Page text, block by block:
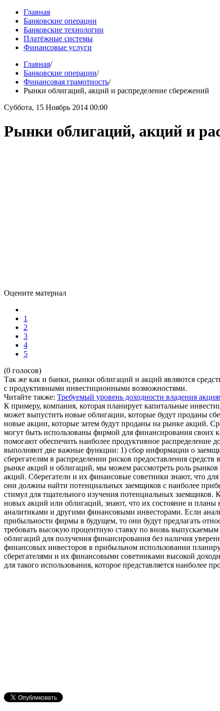
Главная
Банковские операции
Банковские технологии
Платёжные системы
Финансовые услуги
Главная/
Банковские операции/
Финансовая грамотность/
Рынки облигаций, акций и распределение сбережений
Суббота, 15 Ноябрь 2014 00:00
Рынки облигаций, акций и
Оцените материал
1
2
3
4
5
(0 голосов)
Так же как и банки, рынки облигаций и акций являются
с продуктивными инвестиционными возможностями.
Читайте также: Требуемый уровень доходности владения
К примеру, компания, которая планирует капитальные
может выпустить новые облигации, которые будут проданы
новые акции, которые затем будут проданы на рынке акций.
могут быть использованы фирмой для финансирования
помогают обеспечить наиболее продуктивное
выполняют две важные функции: 1) сбор информации о
сберегателям в распределении рисков предоставления
рынке акций и облигаций, мы можем рассмотреть роль
акций. Сберегатели и их финансовые советники знают, что
они должны найти потенциальных заемщиков с наиболее
стимул для тщательного изучения потенциальных
новых акций или облигаций, знают, что их состояние и планы
аналитиками и другими финансовыми инвесторами. Если
прибыльности фирмы в будущем, то они будут предлагать
требовать высокую процентную ставку по вновь
облигаций для получения финансирования без наличия
финансовых инвесторов в прибыльном использовании
сберегателями и их финансовыми советниками высокой
для такого использования, которое представляется наиболее